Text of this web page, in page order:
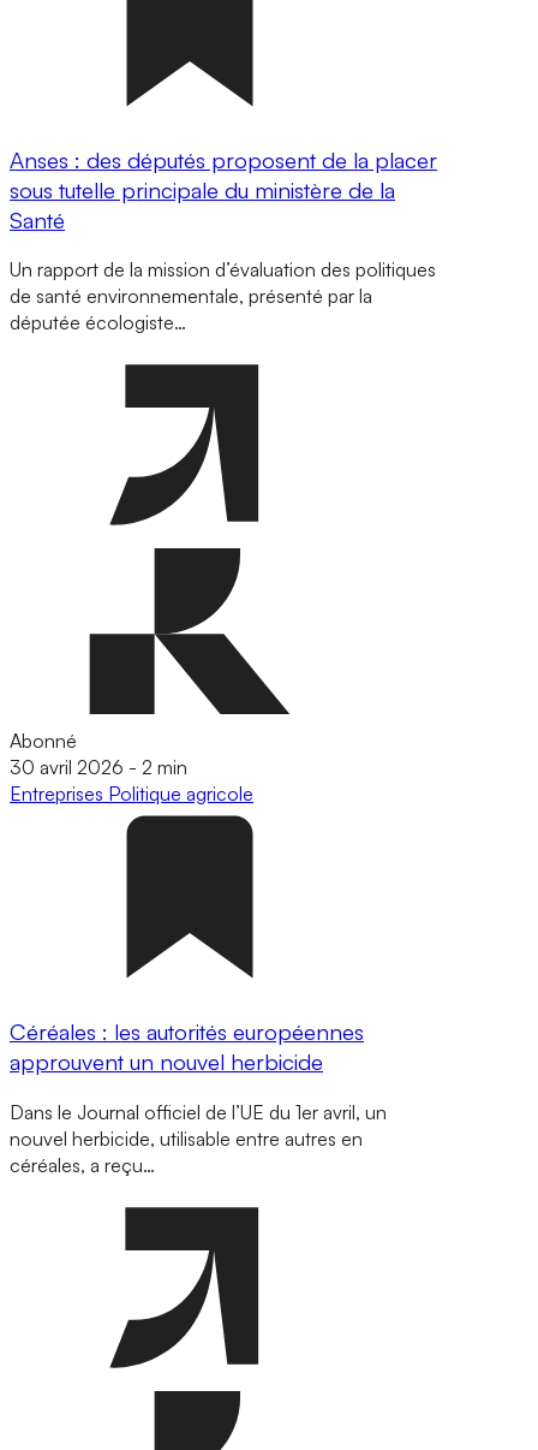
Anses : des députés proposent de la placer
sous tutelle principale du ministère de la
Santé
Un rapport de la mission d’évaluation des politiques
de santé environnementale, présenté par la
députée écologiste…
Abonné
30 avril 2026 - 2 min
Entreprises Politique agricole
Céréales : les autorités européennes
approuvent un nouvel herbicide
Dans le Journal officiel de l’UE du 1er avril, un
nouvel herbicide, utilisable entre autres en
céréales, a reçu…